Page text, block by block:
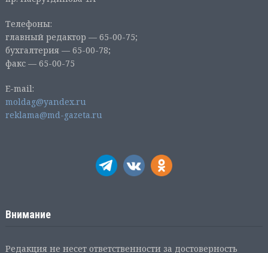
Телефоны:
главный редактор — 65-00-75;
бухгалтерия — 65-00-78;
факс — 65-00-75
E-mail:
moldag@yandex.ru
reklama@md-gazeta.ru
Внимание
Редакция не несет ответственности за достоверность